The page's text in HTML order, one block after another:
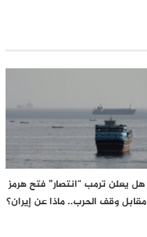
هل يعلن ترمب “انتصار” فتح هرمز
مقابل وقف الحرب.. ماذا عن إيران؟